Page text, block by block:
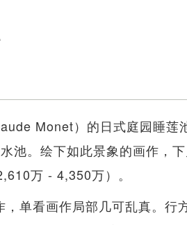
Monet）的日式庭园睡莲
池。绘下如此景象的画作，
万 - 4,350万）。
单看画作局部几可乱真。行